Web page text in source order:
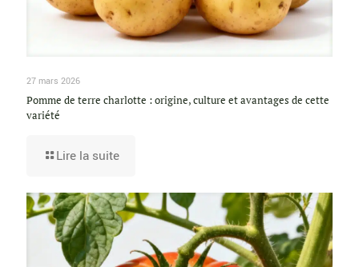
27 mars 2026
Pomme de terre charlotte : origine, culture et avantages de cette
variété
Lire la suite